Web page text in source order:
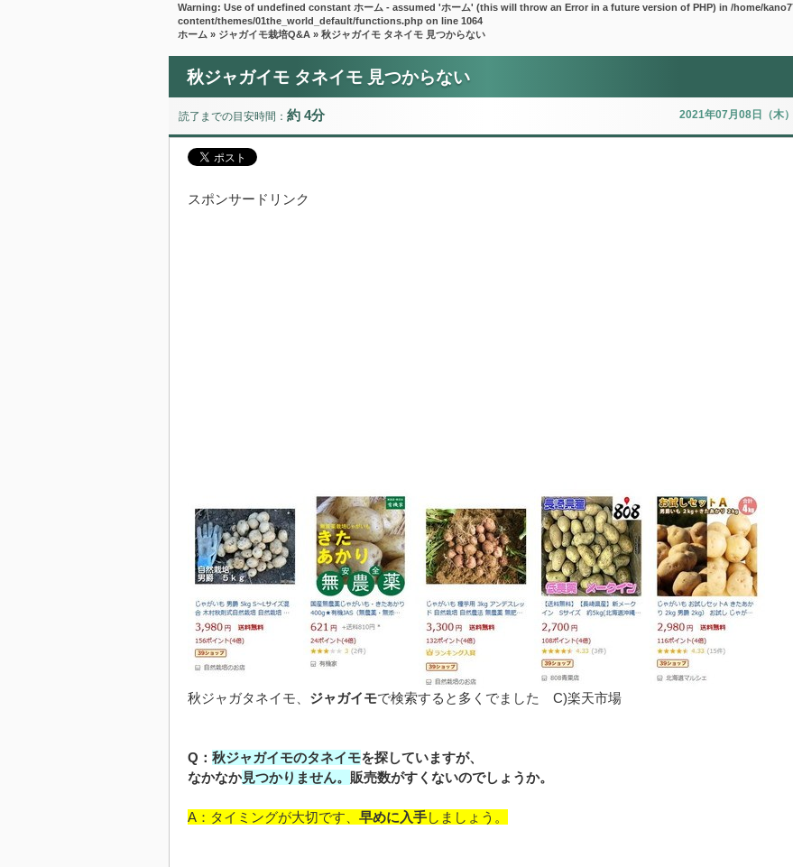
Warning: Use of undefined constant ホーム - assumed 'ホーム' (this will throw an Error in a future version of PHP) in /home/
content/themes/01the_world_default/functions.php on line 1064
ホーム » ジャガイモ栽培Q&A » 秋ジャガイモ タネイモ 見つからない
秋ジャガイモ タネイモ 見つからない
読了までの目安時間： 約 4分 2021年07月08日（木）
スポンサードリンク
秋ジャガタネイモ、 ジャガイモで検索すると多くでました C)楽天市場
Q： 秋ジャガイモのタネイモを探していますが、
なかなか見つかりません。 販売数がすくないのでしょうか。
A：タイミングが大切です、 早めに入手しましょう。